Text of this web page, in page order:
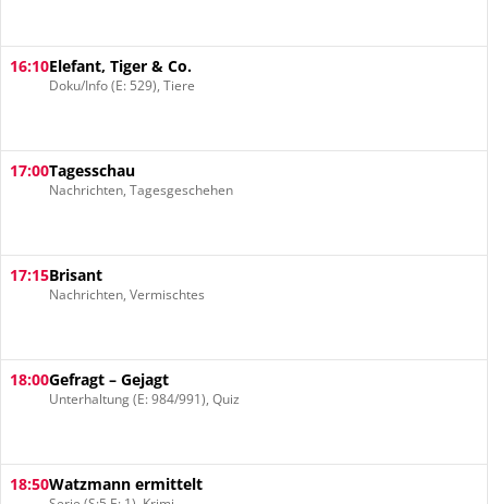
16:10Elefant, Tiger & Co.
Doku/Info (E: 529), Tiere
17:00Tagesschau
Nachrichten, Tagesgeschehen
17:15Brisant
Nachrichten, Vermischtes
18:00Gefragt – Gejagt
Unterhaltung (E: 984/991), Quiz
18:50Watzmann ermittelt